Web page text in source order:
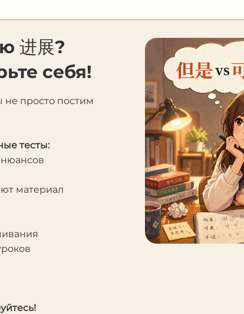
进展?
себя!
не просто постим
тесты:
материал